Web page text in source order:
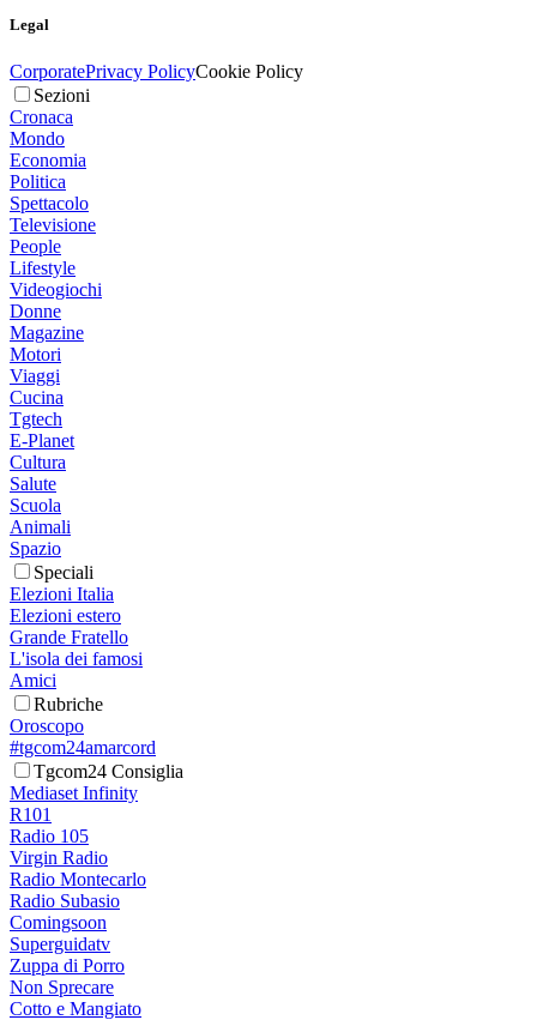
Legal
CorporatePrivacy PolicyCookie Policy
Sezioni
Cronaca
Mondo
Economia
Politica
Spettacolo
Televisione
People
Lifestyle
Videogiochi
Donne
Magazine
Motori
Viaggi
Cucina
Tgtech
E-Planet
Cultura
Salute
Scuola
Animali
Spazio
Speciali
Elezioni Italia
Elezioni estero
Grande Fratello
L'isola dei famosi
Amici
Rubriche
Oroscopo
#tgcom24amarcord
Tgcom24 Consiglia
Mediaset Infinity
R101
Radio 105
Virgin Radio
Radio Montecarlo
Radio Subasio
Comingsoon
Superguidatv
Zuppa di Porro
Non Sprecare
Cotto e Mangiato